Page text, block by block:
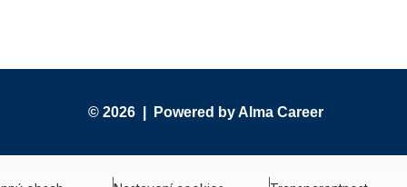
© 2026 | Powered by Alma Career